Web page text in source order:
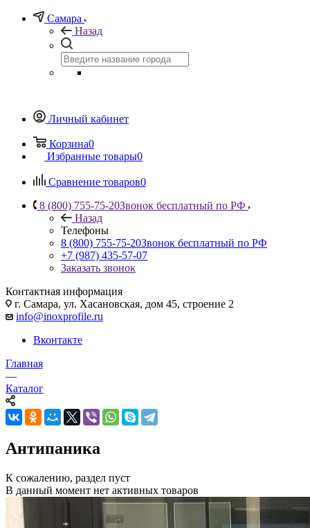
Самара
Назад
Личный кабинет
Корзина0
Избранные товары0
Сравнение товаров0
8 (800) 755-75-20Звонок бесплатный по РФ
Назад
Телефоны
8 (800) 755-75-20Звонок бесплатный по РФ
+7 (987) 435-57-07
Заказать звонок
Контактная информация
г. Самара, ул. Хасановская, дом 45, строение 2
info@inoxprofile.ru
Вконтакте
Главная
—
Каталог
Антипаника
К сожалению, раздел пуст
В данный момент нет активных товаров